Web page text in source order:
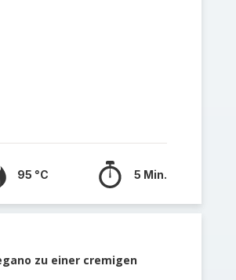
95 °C 5 Min.
zu einer cremigen